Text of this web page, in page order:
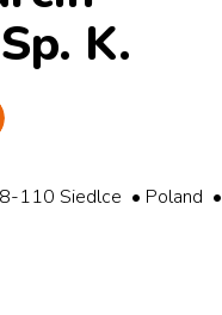
K.
110 Siedlce • Poland •